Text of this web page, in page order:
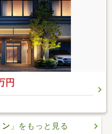
円
」をもっと見る